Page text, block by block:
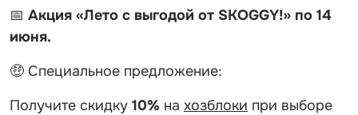
📅 Акция «Лето с выгодой от SKOGGY!» по 14
июня.
🤑 Специальное предложение:
Получите скидку 10% на хозблоки при выборе